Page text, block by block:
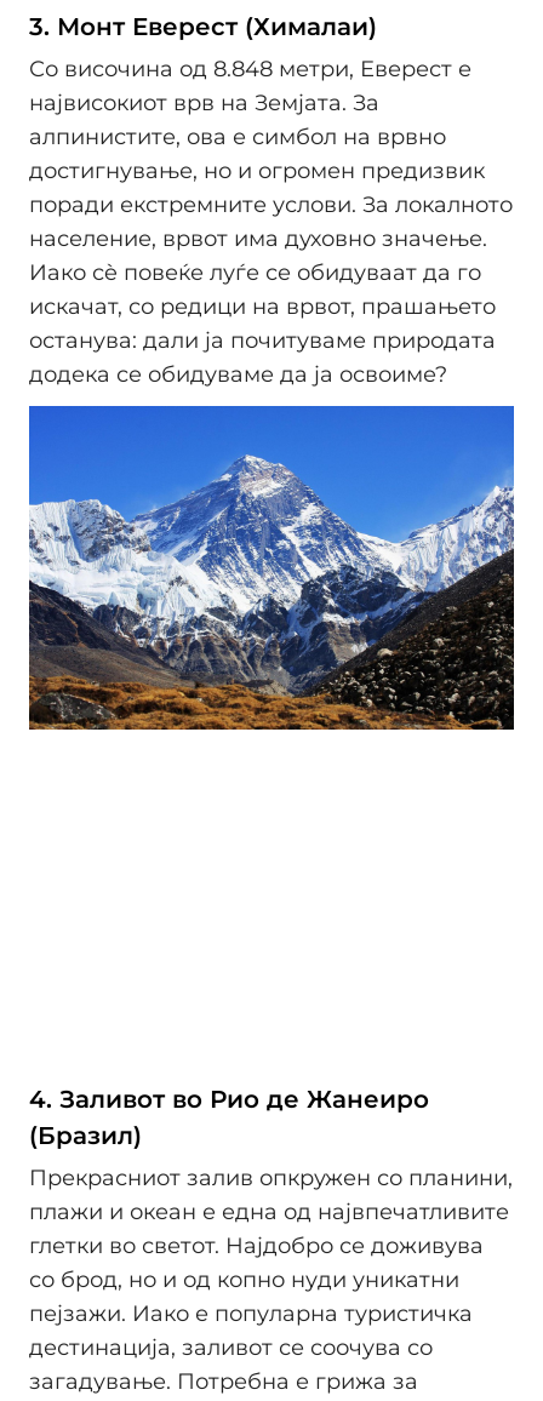
3. Монт Еверест (Хималаи)
Со височина од 8.848 метри, Еверест е
највисокиот врв на Земјата. За
алпинистите, ова е симбол на врвно
достигнување, но и огромен предизвик
поради екстремните услови. За локалното
население, врвот има духовно значење.
Иако сè повеќе луѓе се обидуваат да го
искачат, со редици на врвот, прашањето
останува: дали ја почитуваме природата
додека се обидуваме да ја освоиме?
4. Заливот во Рио де Жанеиро
(Бразил)
Прекрасниот залив опкружен со планини,
плажи и океан е една од највпечатливите
глетки во светот. Најдобро се доживува
со брод, но и од копно нуди уникатни
пејзажи. Иако е популарна туристичка
дестинација, заливот се соочува со
загадување. Потребна е грижа за